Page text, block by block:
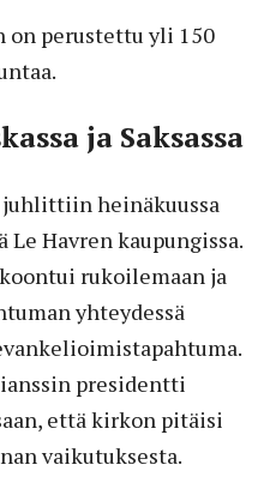
on perustettu yli 150
ja Saksassa
juhlittiin heinäkuussa
Le Havren kaupungissa.
rukoilemaan ja
yhteydessä
presidentti
että kirkon pitäisi
vaikutuksesta.